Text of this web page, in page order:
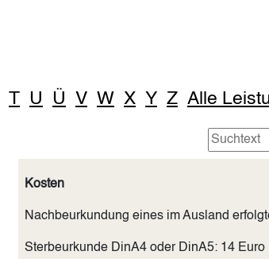
T U Ü V W X Y Z Alle
Kosten
Nachbeurkundung eines im Ausland
Sterbeurkunde DinA4 oder DinA5: 14 Euro